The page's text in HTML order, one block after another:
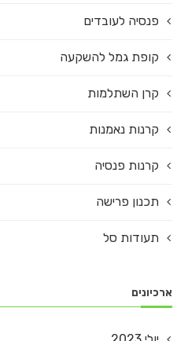
פנסיה לעובדים
קופת גמל להשקעה
קרן השתלמות
קרנות נאמנות
קרנות פנסיה
תכנון פרישה
תעודות סל
ארכיונים